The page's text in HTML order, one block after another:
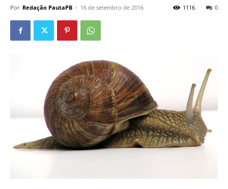
Por Redação PautaPB - 16 de setembro de 2016 0
1116